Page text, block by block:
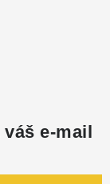
e-mail